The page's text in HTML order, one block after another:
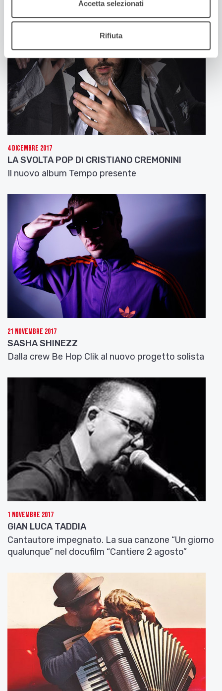
Accetta selezionati
Rifiuta
4 Dicembre 2017
LA SVOLTA POP DI CRISTIANO CREMONINI
Il nuovo album Tempo presente
21 Novembre 2017
SASHA SHINEZZ
Dalla crew Be Hop Clik al nuovo progetto solista
1 Novembre 2017
GIAN LUCA TADDIA
Cantautore impegnato. La sua canzone “Un giorno
qualunque” nel docufilm “Cantiere 2 agosto”